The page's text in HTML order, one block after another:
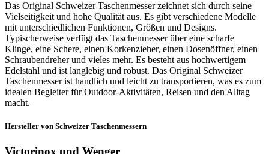
Das Original Schweizer Taschenmesser zeichnet sich durch seine
Vielseitigkeit und hohe Qualität aus. Es gibt verschiedene Modelle
mit unterschiedlichen Funktionen, Größen und Designs.
Typischerweise verfügt das Taschenmesser über eine scharfe
Klinge, eine Schere, einen Korkenzieher, einen Dosenöffner, einen
Schraubendreher und vieles mehr. Es besteht aus hochwertigem
Edelstahl und ist langlebig und robust. Das Original Schweizer
Taschenmesser ist handlich und leicht zu transportieren, was es zum
idealen Begleiter für Outdoor-Aktivitäten, Reisen und den Alltag
macht.
Hersteller von Schweizer Taschenmessern
Victorinox und Wenger